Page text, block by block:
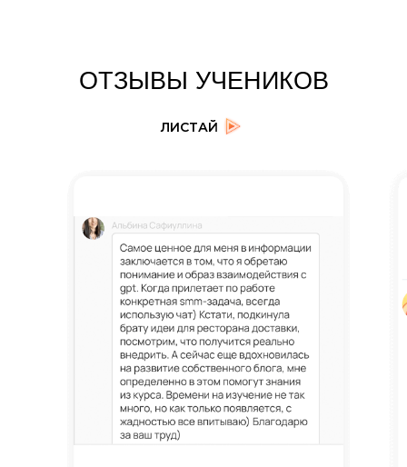
ОТЗЫВЫ УЧЕНИКОВ
ЛИСТАЙ